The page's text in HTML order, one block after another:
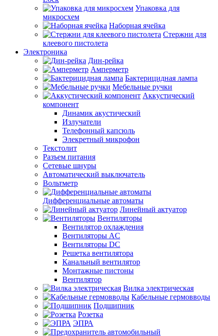
Упаковка для
микросхем
Наборная ячейка
Стержни для
клеевого пистолета
Электроника
Дин-рейка
Амперметр
Бактерицидная лампа
Мебельные ручки
Аккустический
компонент
Динамик акустический
Излучатели
Телефонный капсюль
Элекретный микрофон
Текстолит
Разъем питания
Сетевые шнуры
Автоматический выключатель
Вольтметр
Дифференциальные автоматы
Линейный актуатор
Вентиляторы
Вентилятор охлаждения
Вентиляторы AC
Вентиляторы DC
Решетка вентилятора
Канальный вентилятор
Монтажные пистоны
Вентилятор
Вилка электрическая
Кабельные гермовводы
Подшипник
Розетка
ЭПРА